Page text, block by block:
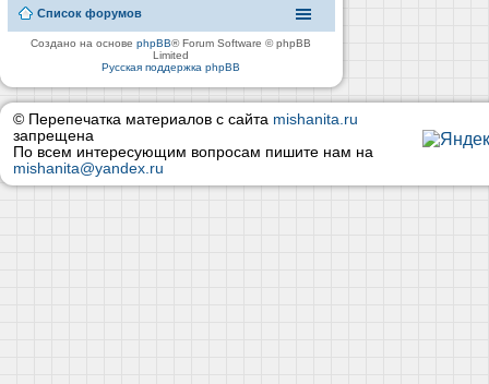
Список форумов
Создано на основеphpBB® Forum Software © phpBB
Limited
Русская поддержка phpBB
© Перепечатка материалов с сайта mishanita.ru
запрещена
По всем интересующим вопросам пишите нам на
mishanita@yandex.ru